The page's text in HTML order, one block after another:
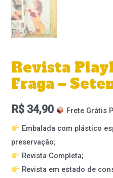
Revista
Fraga –
R$ 34,90
Frete Grátis
Embalada com plástico
preservação;
Revista Completa;
Revista em estado de